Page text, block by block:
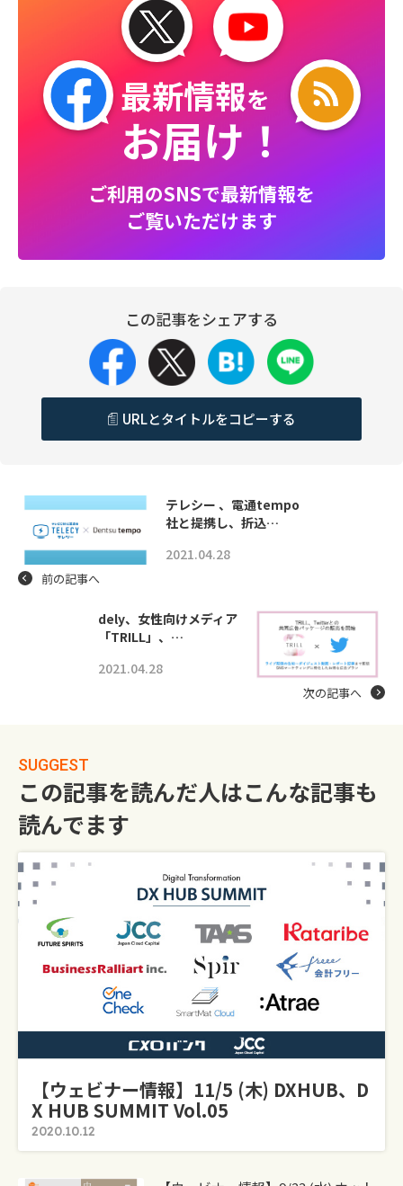
最新情報を
お届け！
ご利用のSNSで最新情報を
ご覧いただけます
この記事をシェアする
URLとタイトルをコピーする
テレシー 、電通tempo
社と提携し、折込…
2021.04.28
前の記事へ
dely、女性向けメディア
「TRILL」、…
2021.04.28
次の記事へ
SUGGEST
この記事を読んだ人はこんな記事も
読んでます
【ウェビナー情報】11/5 (木) DXHUB、D
X HUB SUMMIT Vol.05
2020.10.12